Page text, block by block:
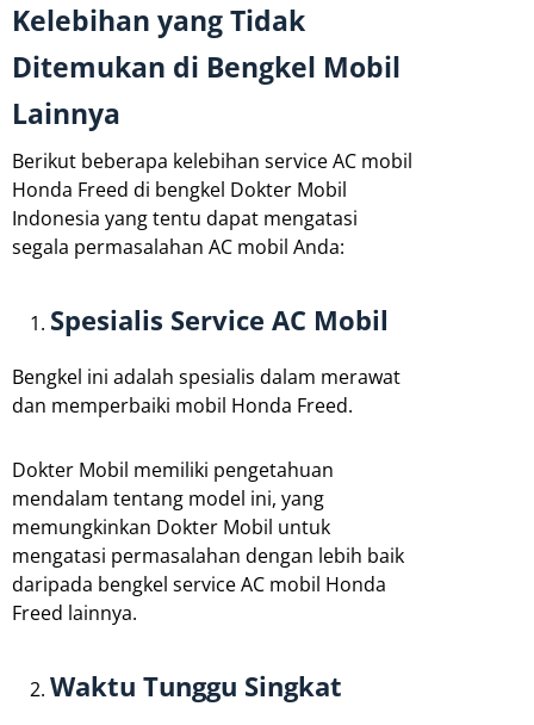
Kelebihan yang Tidak
Ditemukan di Bengkel Mobil
Lainnya
Berikut beberapa kelebihan service AC mobil
Honda Freed di bengkel Dokter Mobil
Indonesia yang tentu dapat mengatasi
segala permasalahan AC mobil Anda:
Spesialis Service AC Mobil
Bengkel ini adalah spesialis dalam merawat
dan memperbaiki mobil Honda Freed.
Dokter Mobil memiliki pengetahuan
mendalam tentang model ini, yang
memungkinkan Dokter Mobil untuk
mengatasi permasalahan dengan lebih baik
daripada bengkel service AC mobil Honda
Freed lainnya.
Waktu Tunggu Singkat